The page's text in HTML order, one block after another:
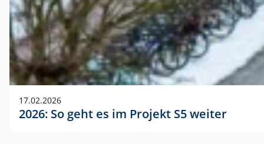
17.02.2026
2026: So geht es im Projekt S5 weiter